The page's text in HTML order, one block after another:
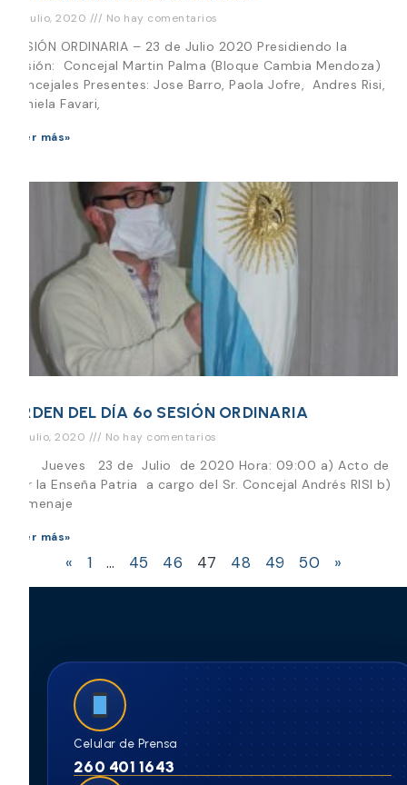
24 julio, 2020 No hay comentarios
SESIÓN ORDINARIA – 23 de Julio 2020 Presidiendo la
Sesión: Concejal Martin Palma (Bloque Cambia Mendoza)
Concejales Presentes: Jose Barro, Paola Jofre, Andres Risi,
Daniela Favari,
Leer más»
ORDEN DEL DÍA 6º SESIÓN ORDINARIA
22 julio, 2020 No hay comentarios
Día Jueves 23 de Julio de 2020 Hora: 09:00 a) Acto de
Izar la Enseña Patria a cargo del Sr. Concejal Andrés RISI b)
Homenaje
Leer más»
« 1 … 45 46 47 48 49 50 »
Celular de Prensa
260 401 1643